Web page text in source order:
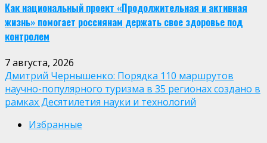
Как национальный проект «Продолжительная и активная
жизнь» помогает россиянам держать свое здоровье под
контролем
7 августа, 2026
Дмитрий Чернышенко: Порядка 110 маршрутов
научно-популярного туризма в 35 регионах создано в
рамках Десятилетия науки и технологий
Избранные